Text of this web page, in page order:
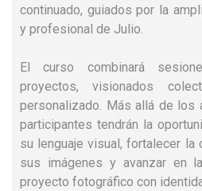
continuado, guiados por la
y profesional de Julio.
El curso combinará
proyectos, visionados
personalizado. Más allá de los
participantes tendrán la
su lenguaje visual, fortalecer la
sus imágenes y avanzar en
proyecto fotográfico con